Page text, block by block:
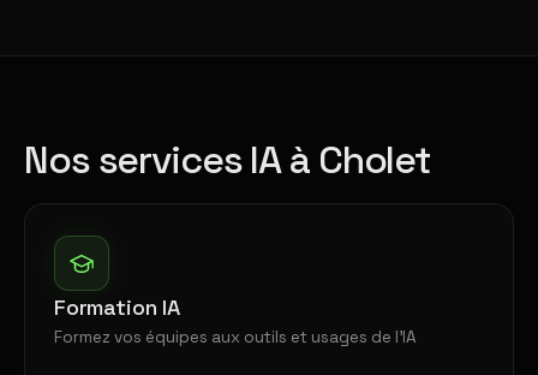
Nos services IA à Cholet
Formation IA
Formez vos équipes aux outils et usages de l'IA